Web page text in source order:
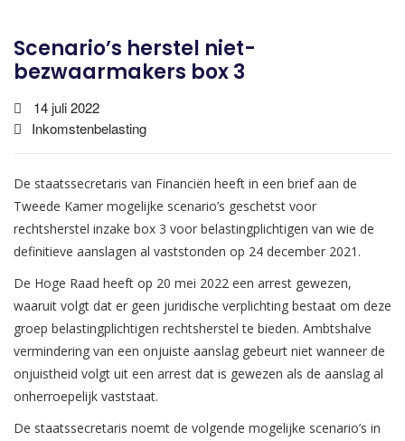
Scenario’s herstel niet-
bezwaarmakers box 3
14 juli 2022
Inkomstenbelasting
De staatssecretaris van Financiën heeft in een brief aan de
Tweede Kamer mogelijke scenario’s geschetst voor
rechtsherstel inzake box 3 voor belastingplichtigen van wie de
definitieve aanslagen al vaststonden op 24 december 2021.
De Hoge Raad heeft op 20 mei 2022 een arrest gewezen,
waaruit volgt dat er geen juridische verplichting bestaat om deze
groep belastingplichtigen rechtsherstel te bieden. Ambtshalve
vermindering van een onjuiste aanslag gebeurt niet wanneer de
onjuistheid volgt uit een arrest dat is gewezen als de aanslag al
onherroepelijk vaststaat.
De staatssecretaris noemt de volgende mogelijke scenario’s in